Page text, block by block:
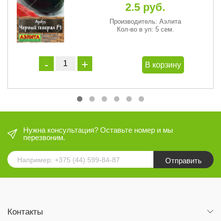
2.5 руб.
Производитель: Аэлита
Кол-во в уп: 5 сем.
В корзину
Нужна консультация? Оставьте номер и мы
перезвоним.
Отправить
Контакты